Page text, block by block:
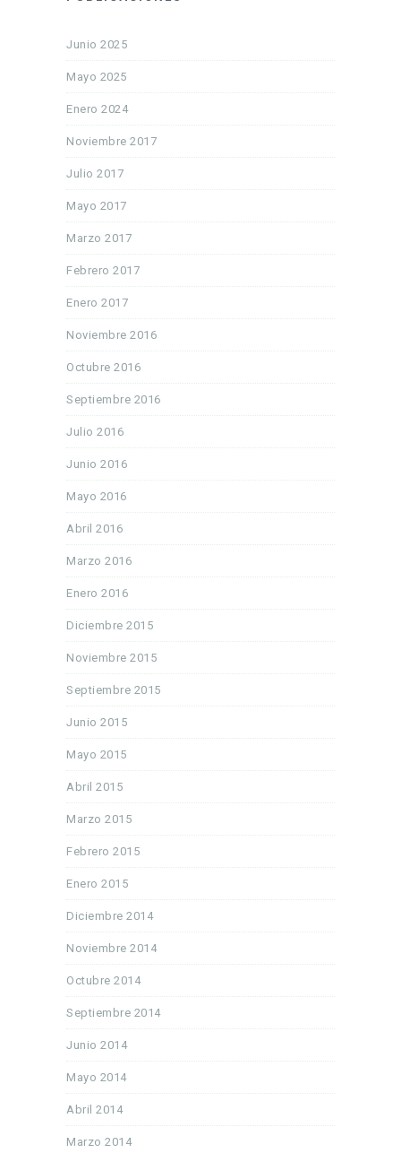
Junio 2025
Mayo 2025
Enero 2024
Noviembre 2017
Julio 2017
Mayo 2017
Marzo 2017
Febrero 2017
Enero 2017
Noviembre 2016
Octubre 2016
Septiembre 2016
Julio 2016
Junio 2016
Mayo 2016
Abril 2016
Marzo 2016
Enero 2016
Diciembre 2015
Noviembre 2015
Septiembre 2015
Junio 2015
Mayo 2015
Abril 2015
Marzo 2015
Febrero 2015
Enero 2015
Diciembre 2014
Noviembre 2014
Octubre 2014
Septiembre 2014
Junio 2014
Mayo 2014
Abril 2014
Marzo 2014